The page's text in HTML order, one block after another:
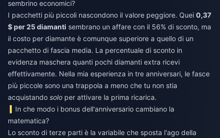
sembrino economici?
I pacchetti più piccoli nascondono il valore peggiore. Quei 0,37
$ per 25 diamanti sembrano un affare con il 56% di sconto, ma
il costo per diamante è comunque superiore a quello di un
pacchetto di fascia media. La percentuale di sconto in
evidenza maschera quanti pochi diamanti extra ricevi
effettivamente. Nella mia esperienza in tre anniversari, le fasce
più piccole sono una trappola a meno che tu non stia
acquistando solo per attivare la prima ricarica.
In che modo i bonus dell'anniversario cambiano la
matematica?
Lo sconto di terze parti è la variabile che sposta l'ago della